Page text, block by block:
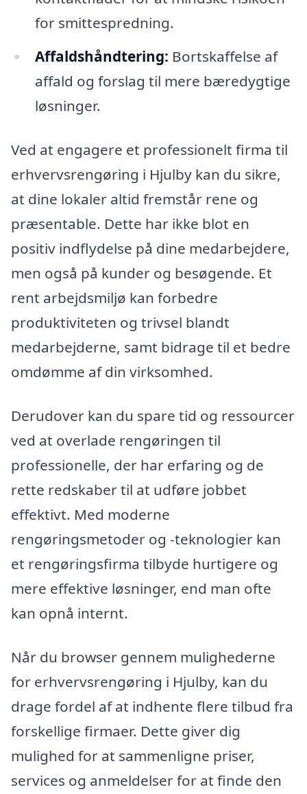
for smittespredning.
Affaldshåndtering: Bortskaffelse af
affald og forslag til mere bæredygtige
løsninger.
Ved at engagere et professionelt firma til
erhvervsrengøring i Hjulby kan du sikre,
at dine lokaler altid fremstår rene og
præsentable. Dette har ikke blot en
positiv indflydelse på dine medarbejdere,
men også på kunder og besøgende. Et
rent arbejdsmiljø kan forbedre
produktiviteten og trivsel blandt
medarbejderne, samt bidrage til et bedre
omdømme af din virksomhed.
Derudover kan du spare tid og ressourcer
ved at overlade rengøringen til
professionelle, der har erfaring og de
rette redskaber til at udføre jobbet
effektivt. Med moderne
rengøringsmetoder og -teknologier kan
et rengøringsfirma tilbyde hurtigere og
mere effektive løsninger, end man ofte
kan opnå internt.
Når du browser gennem mulighederne
for erhvervsrengøring i Hjulby, kan du
drage fordel af at indhente flere tilbud fra
forskellige firmaer. Dette giver dig
mulighed for at sammenligne priser,
services og anmeldelser for at finde den